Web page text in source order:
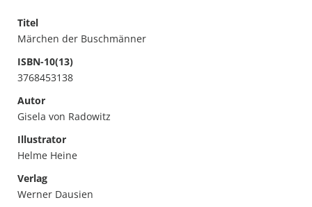
Titel
Märchen der Buschmänner
ISBN-10(13)
3768453138
Autor
Gisela von Radowitz
Illustrator
Helme Heine
Verlag
Werner Dausien